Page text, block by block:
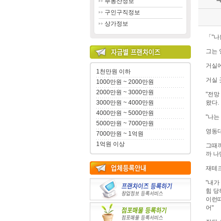
구인구직정보
상가정보
1천만원 이하
1000만원 ~ 2000만원
2000만원 ~ 3000만원
3000만원 ~ 4000만원
4000만원 ~ 5000만원
5000만원 ~ 7000만원
7000만원 ~ 1억원
1억원 이상
「"
그는
거실
거실
"전망
왔다.
"나는
영동
그때
까 나
재테
"내가
힘 당
이런
어"